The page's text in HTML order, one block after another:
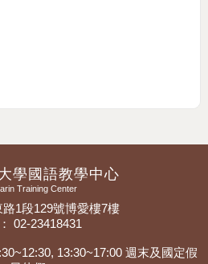
學國語教學中心
Training Center
1段129號博愛樓7樓
02-23418431
13:30~17:00 週末及國定假